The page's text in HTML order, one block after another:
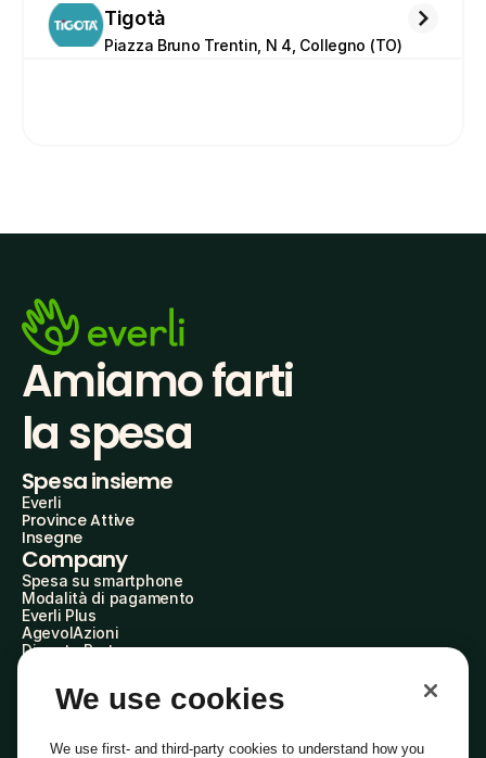
Tigotà
Piazza Bruno Trentin, N 4, Collegno (TO)
Amiamo farti
la spesa
Spesa insieme
Everli
Province Attive
Insegne
Company
Spesa su smartphone
Modalità di pagamento
Everli Plus
AgevolAzioni
Diventa Partner
Everli Shoppers
About Us
Everli News
We use cookies
We use first- and third-party cookies to understand how you